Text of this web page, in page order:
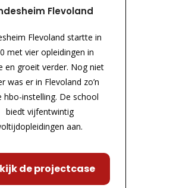
Flevoland
Flevoland startte in
met vier opleidingen in
en groeit verder. Nog niet
was er in Flevoland zo’n
hbo-instelling. De school
biedt vijfentwintig
aan.
de projectcase